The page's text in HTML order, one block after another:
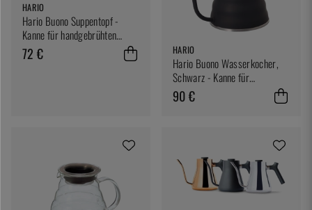
HARIO
Hario Buono Suppentopf -
Kanne für handgebrühten
Kaffee
72 € HARIO
Hario Buono Wasserkocher,
Schwarz - Kanne für
handgebrühten Kaffee
90 €